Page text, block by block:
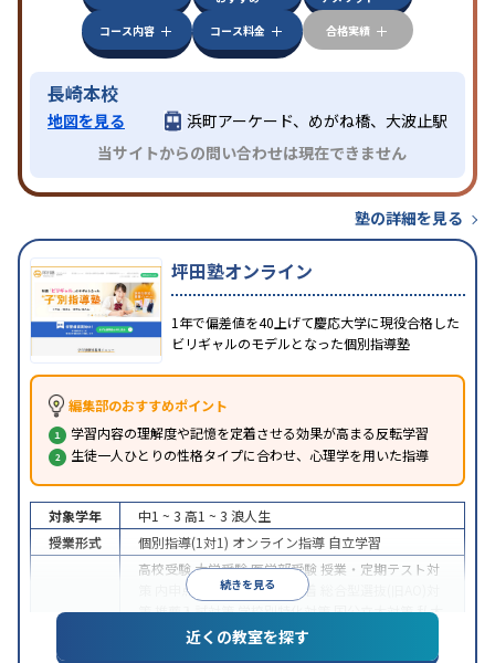
コース内容
コース料金 合格実績
長崎本校
地図を見る
浜町アーケード、めがね橋、大波止駅
当サイトからの問い合わせは現在できません
塾の詳細を見る
坪田塾オンライン
1年で偏差値を40上げて慶応大学に現役合格した
ビリギャルのモデルとなった個別指導塾
編集部のおすすめポイント
学習内容の理解度や記憶を定着させる効果が高まる反転学習
生徒一人ひとりの性格タイプに合わせ、心理学を用いた指導
続きを見る
対象学年 中1 ~ 3 高1 ~ 3 浪人生
授業形式
個別指導(1対1) オンライン指導 自立学習
高校受験大学受験医学部受験 授業・定期テスト対
内申点対策学習習慣の定着
策推薦入試対策学校別特化対策国公立大対策私大
共通テスト対策英検(英語検定)対策
その
近くの教室を探す